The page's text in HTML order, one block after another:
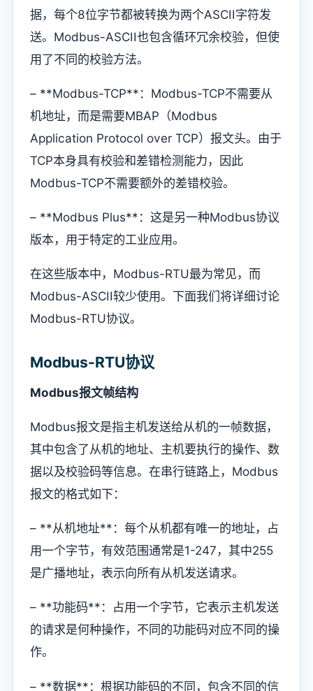
据，每个8位字节都被转换为两个ASCII字符发
送。Modbus-ASCII也包含循环冗余校验，但使
用了不同的校验方法。
– **Modbus-TCP**：Modbus-TCP不需要从
机地址，而是需要MBAP（Modbus
Application Protocol over TCP）报文头。由于
TCP本身具有校验和差错检测能力，因此
Modbus-TCP不需要额外的差错校验。
– **Modbus Plus**：这是另一种Modbus协议
版本，用于特定的工业应用。
在这些版本中，Modbus-RTU最为常见，而
Modbus-ASCII较少使用。下面我们将详细讨论
Modbus-RTU协议。
Modbus-RTU协议
Modbus报文帧结构
Modbus报文是指主机发送给从机的一帧数据，
其中包含了从机的地址、主机要执行的操作、数
据以及校验码等信息。在串行链路上，Modbus
报文的格式如下：
– **从机地址**：每个从机都有唯一的地址，占
用一个字节，有效范围通常是1-247，其中255
是广播地址，表示向所有从机发送请求。
– **功能码**：占用一个字节，它表示主机发送
的请求是何种操作，不同的功能码对应不同的操
作。
– **数据**：根据功能码的不同，包含不同的信